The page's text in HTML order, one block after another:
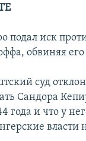
подал иск
обвиняя его
суд
Сандора
года и что у
власти